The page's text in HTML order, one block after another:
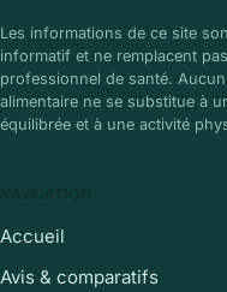
Les informations de ce site
informatif et ne remplacent
professionnel de santé.
alimentaire ne se substitue à
équilibrée et à une activité
Accueil
Avis & comparatifs